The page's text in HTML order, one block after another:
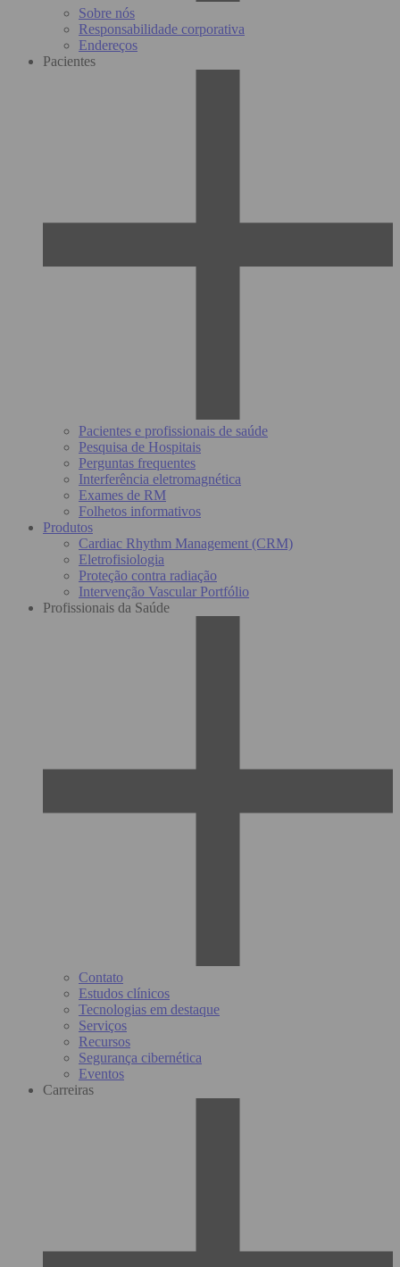
Sobre nós
Responsabilidade corporativa
Endereços
Pacientes
Pacientes e profissionais de saúde
Pesquisa de Hospitais
Perguntas frequentes
Interferência eletromagnética
Exames de RM
Folhetos informativos
Produtos
Cardiac Rhythm Management (CRM)
Eletrofisiologia
Proteção contra radiação
Intervenção Vascular Portfólio
Profissionais da Saúde
Contato
Estudos clínicos
Tecnologias em destaque
Serviços
Recursos
Segurança cibernética
Eventos
Carreiras